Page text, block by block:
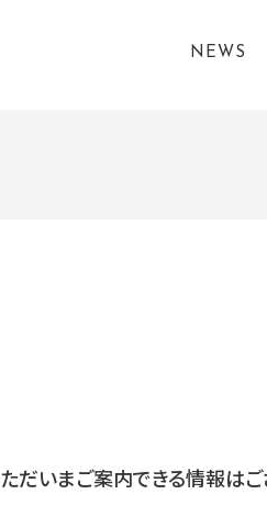
NEWS
ただいまご案内できる情報はご